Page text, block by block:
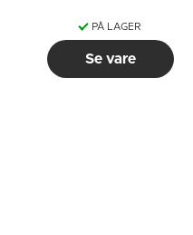
PÅ LAGER
Se vare